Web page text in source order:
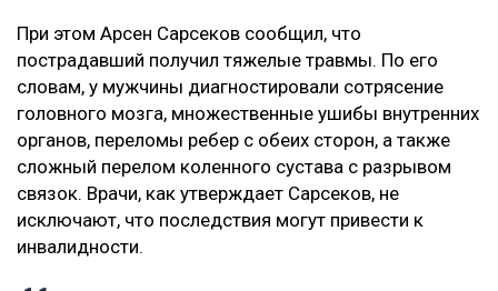
При этом Арсен Сарсеков сообщил, что
пострадавший получил тяжелые травмы. По его
словам, у мужчины диагностировали сотрясение
головного мозга, множественные ушибы внутренних
органов, переломы ребер с обеих сторон, а также
сложный перелом коленного сустава с разрывом
связок. Врачи, как утверждает Сарсеков, не
исключают, что последствия могут привести к
инвалидности.